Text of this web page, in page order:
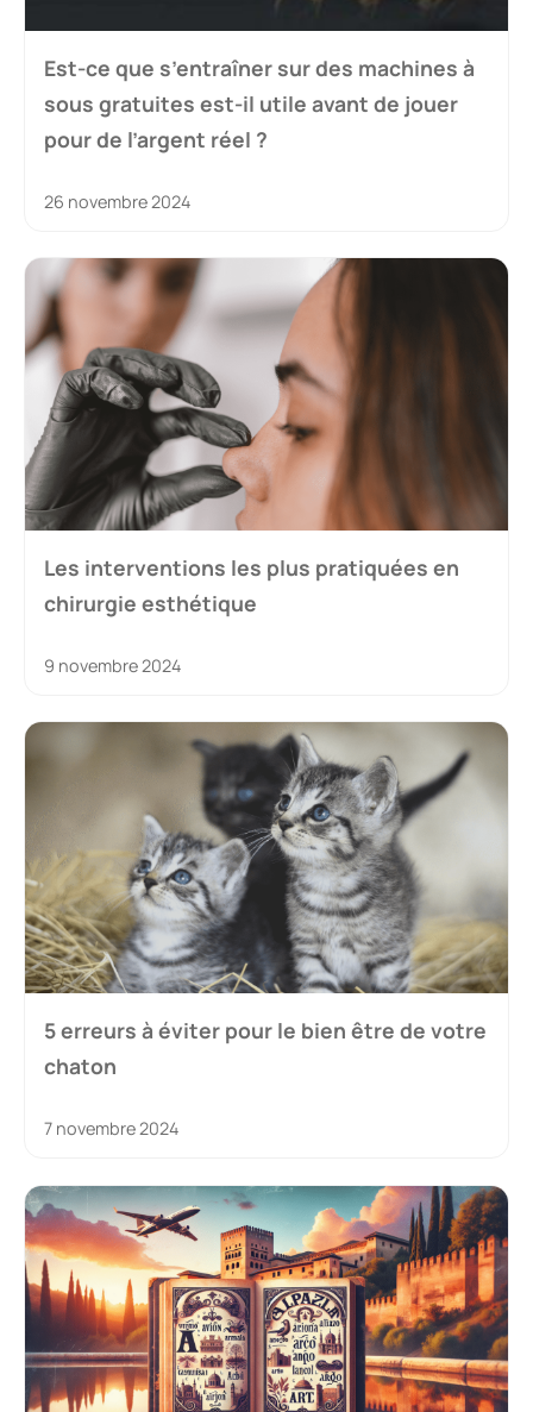
Est-ce que s’entraîner sur des machines à
sous gratuites est-il utile avant de jouer
pour de l’argent réel ?
26 novembre 2024
Les interventions les plus pratiquées en
chirurgie esthétique
9 novembre 2024
5 erreurs à éviter pour le bien être de votre
chaton
7 novembre 2024